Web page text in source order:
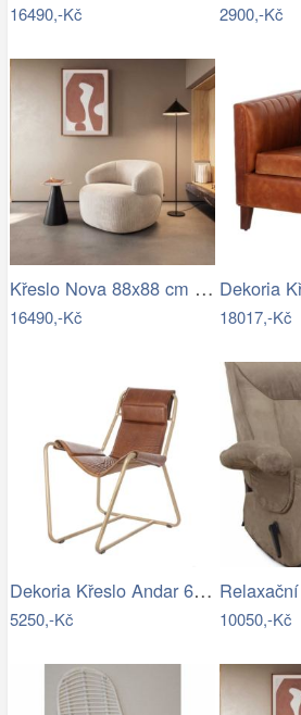
16490,-Kč 2900,-Kč
Křeslo Nova 88x88 cm manšestr béžová
16490,-Kč 18017,-Kč
Dekoria Křeslo Andar 65x91x91cm, 65 x…
5250,-Kč 10050,-Kč